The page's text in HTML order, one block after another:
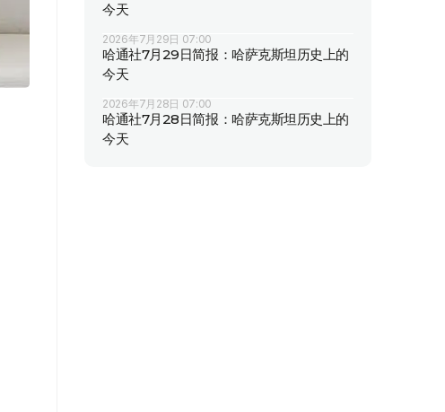
今天
2026年7月29日 07:00
哈通社7月29日简报：哈萨克斯坦历史上的
今天
2026年7月28日 07:00
哈通社7月28日简报：哈萨克斯坦历史上的
今天